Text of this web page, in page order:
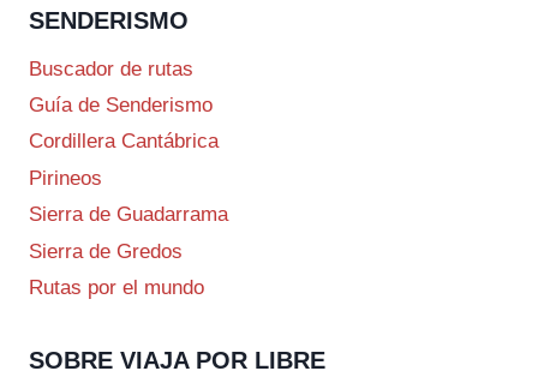
SENDERISMO
Buscador de rutas
Guía de Senderismo
Cordillera Cantábrica
Pirineos
Sierra de Guadarrama
Sierra de Gredos
Rutas por el mundo
SOBRE VIAJA POR LIBRE